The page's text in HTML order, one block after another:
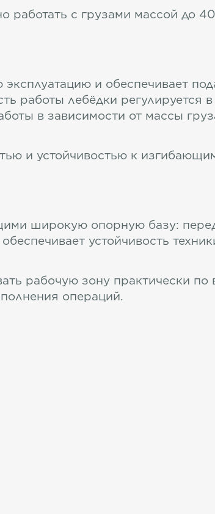
с грузами массой до
и обеспечивает
работы лебёдки регулируется в
в зависимости от массы
и устойчивостью к
широкую опорную базу:
устойчивость
рабочую зону практически по
операций.